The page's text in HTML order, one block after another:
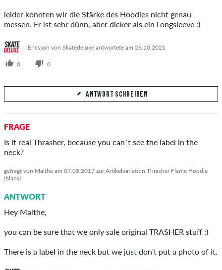
leider konnten wir die Stärke des Hoodies nicht genau
messen. Er ist sehr dünn, aber dicker als ein Longsleeve :)
Ericsson von Skatedeluxe antwortete am 29.10.2021
0 0
ANTWORT SCHREIBEN
Beantworte hier die Frage von alessandro
FRAGE
Is it real Thrasher, because you can`t see the label in the
neck?
gefragt von Malthe am 07.03.2017 zur Artikelvariation Thrasher Flame Hoodie
(black)
ANTWORT
Hey Malthe,
you can be sure that we only sale original TRASHER stuff :)
There is a label in the neck but we just don't put a photo of it.